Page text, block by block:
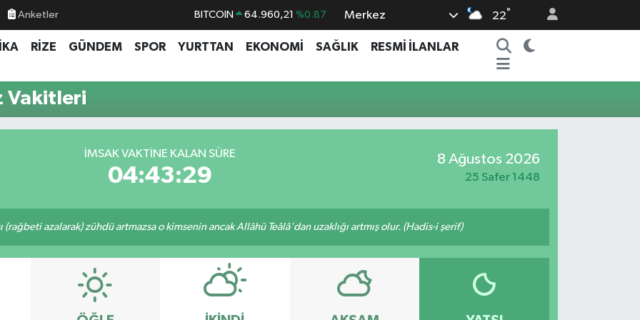
Anketler BITCOIN 64.960,21 %0.87
DOLAR 47,7436 %0.18
GRAM ALTIN 6648.99 %2.59
Merkez 22°
RİZE GÜNDEM SPOR YURTTAN EKONOMİ SAĞLIK
RESMİ İLANLAR
Vakitleri
İMSAK VAKTINE KALAN SÜRE
04:43:29
8 Ağustos 2026
25 Safer 1448
(rağbeti azalarak) zühdü artmazsa o kimsenin ancak Allâhü Teâlâ'dan uzaklığı artmış olur. (Hadis-i şerif)